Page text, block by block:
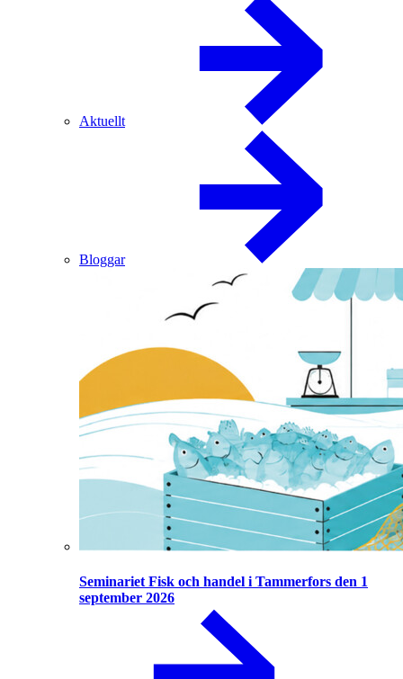
Aktuellt
Bloggar
Seminariet Fisk och handel i Tammerfors den 1
september 2026